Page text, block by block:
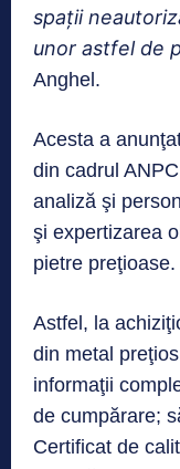
spaţii
unor astfel de
Anghel.
Acesta a
din cadrul
analiză şi
şi expertizarea
pietre preţioase.
Astfel, la
din metal
informaţii
de cumpărare;
Certificat de